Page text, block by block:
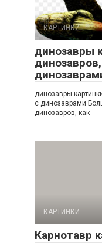
КАРТИНКИ
динозавры
динозавры
с динозаврами
динозавров, как
КАРТИНКИ
Карнотавр